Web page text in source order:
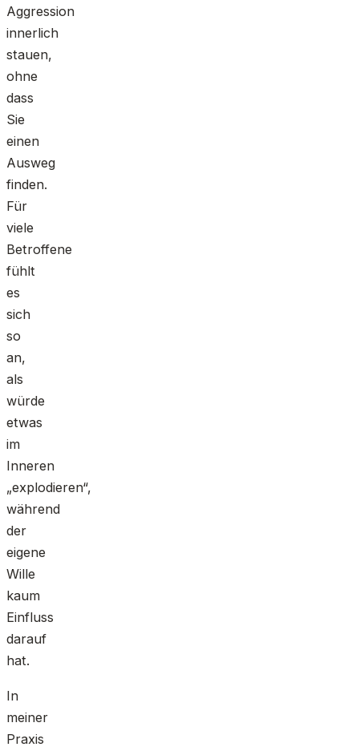
Aggression
innerlich
stauen,
ohne
dass
Sie
einen
Ausweg
finden.
Für
viele
Betroffene
fühlt
es
sich
so
an,
als
würde
etwas
im
Inneren
„explodieren“,
während
der
eigene
Wille
kaum
Einfluss
darauf
hat.
In
meiner
Praxis